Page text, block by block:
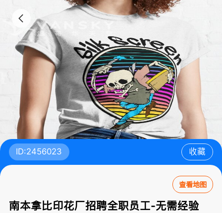
ID:2456023 收藏
查看地图
南本拿比印花厂招聘全职员工-无需经验